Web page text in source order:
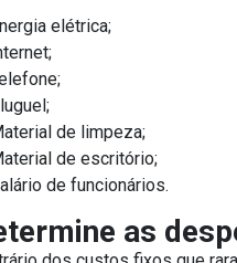
elétrica;
de limpeza;
de escritório;
de funcionários.
as